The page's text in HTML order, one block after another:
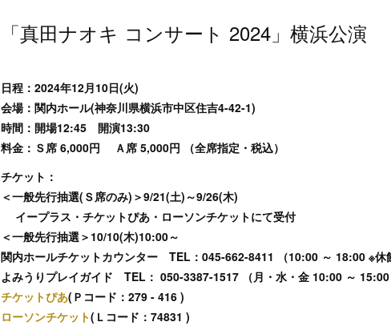
「真田ナオキ コンサート 2024」横浜公演
日程：2024年12月10日(火)
会場：関内ホール(神奈川県横浜市中区住吉4-42-1)
時間：開場12:45 開演13:30
料金：Ｓ席 6,000円 Ａ席 5,000円 （全席指定・税込）
チケット：
＜一般先行抽選(Ｓ席のみ)＞9/21(土)～9/26(木)
イープラス・チケットぴあ・ローソンチケットにて受付
＜一般先行抽選＞10/10(木)10:00～
関内ホールチケットカウンター TEL：045-662-8411 （10:00 ～ 18:00 ※休
よみうりプレイガイド TEL： 050-3387-1517 （月・水・金 10:00 ～ 15:00
チケットぴあ(Ｐコード：279 - 416 )
ローソンチケット(Ｌコード：74831 )